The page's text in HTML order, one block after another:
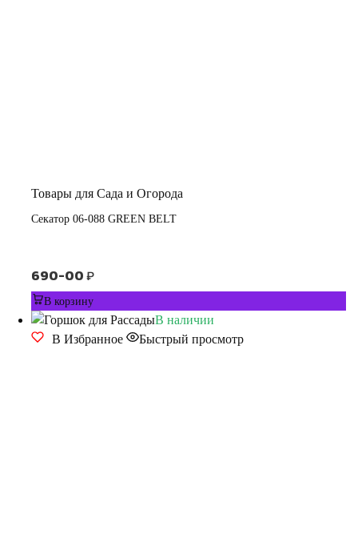
Товары для Сада и Огорода
Секатор 06-088 GREEN BELT
690-00₽
В корзину
В наличии
В Избранное
Быстрый просмотр